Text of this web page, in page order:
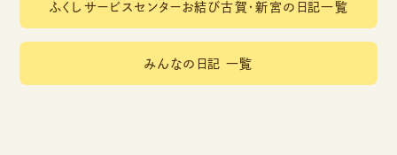
ふくしサービスセンターお結び古賀・新宮の日記一覧
みんなの日記 一覧